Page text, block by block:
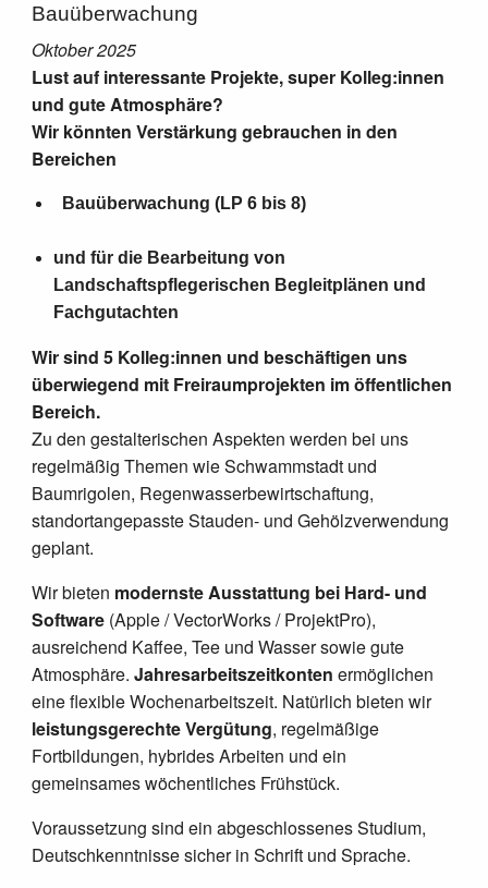
Bauüberwachung
Oktober 2025
Lust auf interessante Projekte, super Kolleg:innen
und gute Atmosphäre?
Wir könnten Verstärkung gebrauchen in den
Bereichen
Bauüberwachung (LP 6 bis 8)
und für die Bearbeitung von
Landschaftspflegerischen Begleitplänen und
Fachgutachten
Wir sind 5 Kolleg:innen und beschäftigen uns
überwiegend mit Freiraumprojekten im öffentlichen
Bereich.
Zu den gestalterischen Aspekten werden bei uns
regelmäßig Themen wie Schwammstadt und
Baumrigolen, Regenwasserbewirtschaftung,
standortangepasste Stauden- und Gehölzverwendung
geplant.
Wir bieten modernste Ausstattung bei Hard- und
Software(Apple / VectorWorks / ProjektPro),
ausreichend Kaffee, Tee und Wasser sowie gute
Atmosphäre. Jahresarbeitszeitkonten ermöglichen
eine flexible Wochenarbeitszeit. Natürlich bieten wir
leistungsgerechte Vergütung, regelmäßige
Fortbildungen, hybrides Arbeiten und ein
gemeinsames wöchentliches Frühstück.
Voraussetzung sind ein abgeschlossenes Studium,
Deutschkenntnisse sicher in Schrift und Sprache.